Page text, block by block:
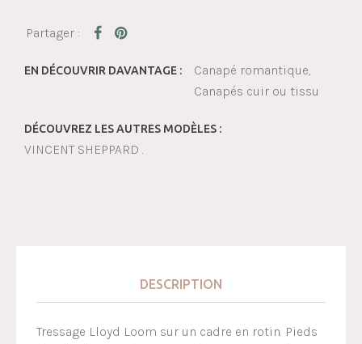
EN DÉCOUVRIR DAVANTAGE :
Canapé romantique
Canapés cuir ou tissu
DÉCOUVREZ LES AUTRES MODÈLES :
VINCENT SHEPPARD .
DESCRIPTION
Tressage Lloyd Loom sur un cadre en rotin. Pieds